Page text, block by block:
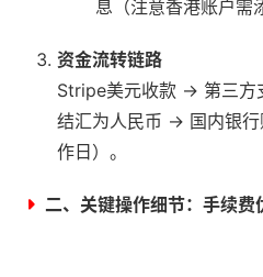
息（注意香港账户需
资金流转链路
Stripe美元收款 → 第三
结汇为人民币 → 国内银
作日）。
二、关键操作细节：手续费